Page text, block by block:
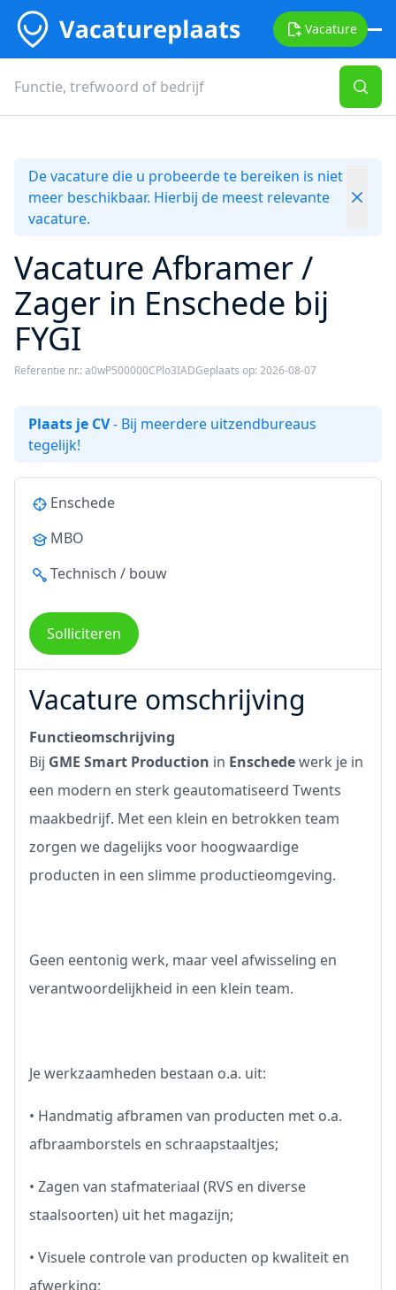
Vacature
De vacature die u probeerde te bereiken is niet
meer beschikbaar. Hierbij de meest relevante
vacature.
Vacature Afbramer /
Zager in Enschede bij
FYGI
Referentie nr.: a0wP500000CPlo3IADGeplaats op: 2026-08-07
Plaats je CV- Bij meerdere uitzendbureaus
tegelijk!
Enschede
MBO
Technisch / bouw
Solliciteren
Vacature omschrijving
Functieomschrijving
Bij GME Smart Production in Enschedewerk je in
een modern en sterk geautomatiseerd Twents
maakbedrijf. Met een klein en betrokken team
zorgen we dagelijks voor hoogwaardige
producten in een slimme productieomgeving.
Geen eentonig werk, maar veel afwisseling en
verantwoordelijkheid in een klein team.
Je werkzaamheden bestaan o.a. uit:
• Handmatig afbramen van producten met o.a.
afbraamborstels en schraapstaaltjes;
• Zagen van stafmateriaal (RVS en diverse
staalsoorten) uit het magazijn;
• Visuele controle van producten op kwaliteit en
afwerking;